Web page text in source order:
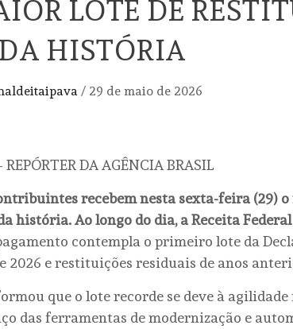
LOTE DE
HISTÓRIA
/ 29 de maio de 2026
DA AGÊNCIA BRASIL
recebem nesta sexta-feira (29)
história. Ao longo do dia, a Receita
contempla o primeiro lote da
2026 e restituições residuais de anos
que o lote recorde se deve à agilidade
das ferramentas de modernização e